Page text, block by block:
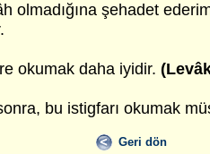
olmadığına şehadet
okumak daha iyidir.
bu istigfarı okumak
Geri dön